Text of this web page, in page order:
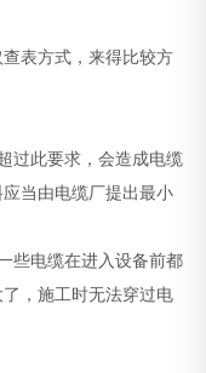
表方式，来得比较方
过此要求，会造成电缆
当由电缆厂提出最小
些电缆在进入设备前都
，施工时无法穿过电